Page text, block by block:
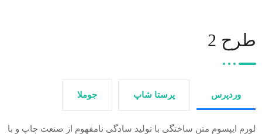
طرح 2
وردپرس پرستا شاپ جوملا
لورم ایپسوم متن ساختگی با تولید سادگی نامفهوم از صنعت چاپ و با